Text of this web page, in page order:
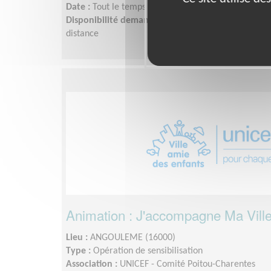
Date :
Tout le temps
Disponibilité demandée :
distance
Animation : J'accompagne Ma
Lieu : ANGOULEME (16000)
Type : Opération de sensibilisation
Association : UNICEF - Comité Poitou-Charentes